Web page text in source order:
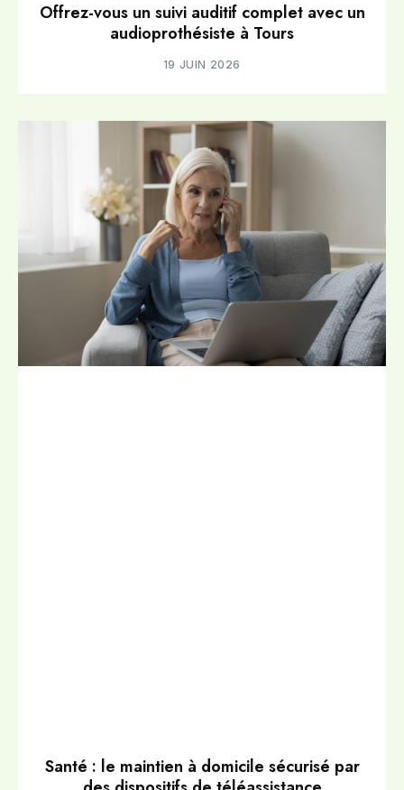
Offrez-vous un suivi auditif complet avec un
audioprothésiste à Tours
19 JUIN 2026
Santé : le maintien à domicile sécurisé par